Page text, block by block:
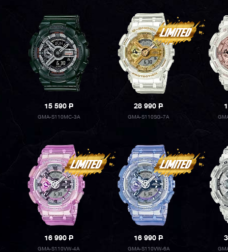
15 590P
GMA-S110MC-3A
28 990P
GMA-S110SG-7A
16 990P
GMA-S110VW-4A
16 990P
GMA-S110VW-6A